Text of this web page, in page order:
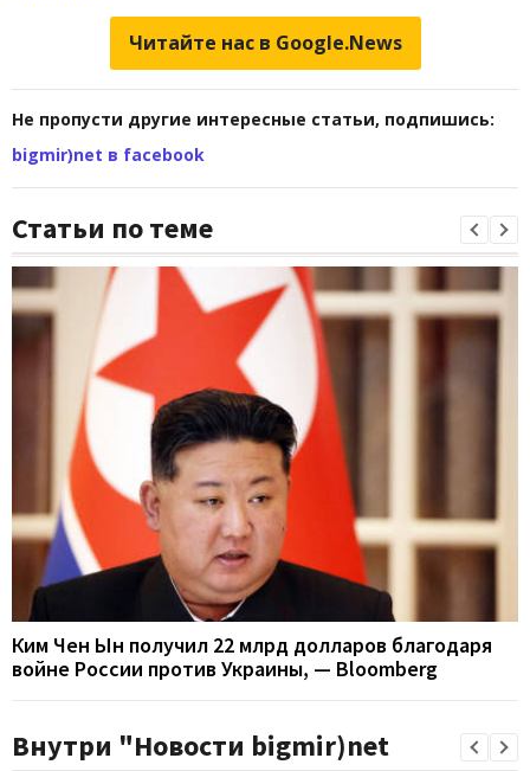
Читайте нас в Google.News
Не пропусти другие интересные статьи, подпишись:
bigmir)net в facebook
Статьи по теме
Ким Чен Ын получил 22 млрд долларов благодаря
войне России против Украины, — Bloomberg
Внутри "Новости bigmir)net